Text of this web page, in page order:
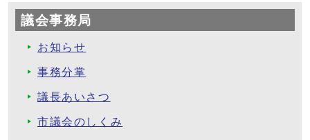
議会事務局
お知らせ
事務分掌
議長あいさつ
市議会のしくみ